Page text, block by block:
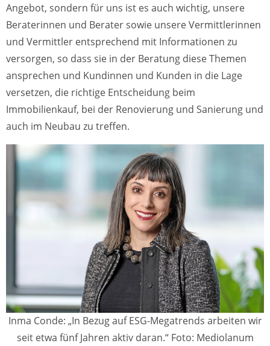
Angebot, sondern für uns ist es auch wichtig, unsere
Beraterinnen und Berater sowie unsere Vermittlerinnen
und Vermittler entsprechend mit Informationen zu
versorgen, so dass sie in der Beratung diese Themen
ansprechen und Kundinnen und Kunden in die Lage
versetzen, die richtige Entscheidung beim
Immobilienkauf, bei der Renovierung und Sanierung und
auch im Neubau zu treffen.
Inma Conde: „In Bezug auf ESG-Megatrends arbeiten wir
seit etwa fünf Jahren aktiv daran.“ Foto: Mediolanum